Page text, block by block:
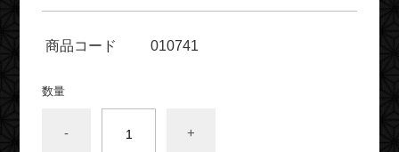
商品コード 010741
数量
- +